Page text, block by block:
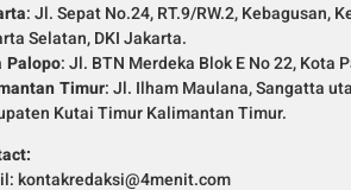
: Jl. Sepat No.24, RT.9/RW.2, Kebagusan,
Selatan, DKI Jakarta.
Palopo: Jl. BTN Merdeka Blok E No 22, Kota
Timur: Jl. Ilham Maulana, Sangatta
Kutai Timur Kalimantan Timur.
kontakredaksi@4menit.com